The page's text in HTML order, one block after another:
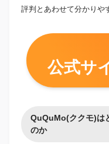
評判とあわせて分かりや
公式サ
QuQuMo(ククモ)は
のか